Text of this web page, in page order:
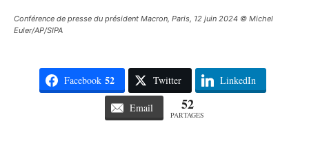
Conférence de presse du président Macron, Paris, 12 juin 2024 © Michel
Euler/AP/SIPA
Facebook 52 Twitter LinkedIn
Email 52
PARTAGES